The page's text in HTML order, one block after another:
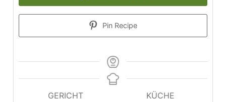
Pin Recipe
GERICHT
KÜCHE